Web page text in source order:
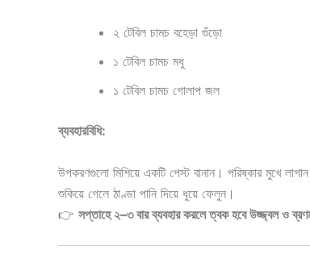
২ টেবিল চামচ বহেড়া গুঁড়ো
১ টেবিল চামচ মধু
১ টেবিল চামচ গোলাপ জল
ব্যবহারবিধি:
উপকরণগুলো মিশিয়ে একটি পেস্ট বানান। পরিষ্কার মুখে
শুকিয়ে গেলে ঠাণ্ডা পানি দিয়ে ধুয়ে ফেলুন।
👉 সপ্তাহে ২–৩ বার ব্যবহার করলে ত্বক হবে উজ্জ্বল ও